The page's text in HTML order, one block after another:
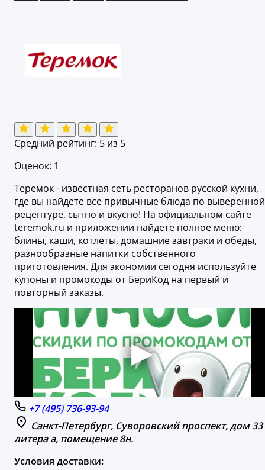
Средний рейтинг: 5 из 5
Оценок: 1
Теремок - известная сеть ресторанов русской кухни,
где вы найдете все привычные блюда по выверенной
рецептуре, сытно и вкусно! На официальном сайте
teremok.ru и приложении найдете полное меню:
блины, каши, котлеты, домашние завтраки и обеды,
разнообразные напитки собственного
приготовления. Для экономии сегодня используйте
купоны и промокоды от БериКод на первый и
повторный заказы.
+7 (495) 736-93-94
Санкт-Петербург, Суворовский проспект, дом 33
литера а, помещение 8н.
Условия доставки: